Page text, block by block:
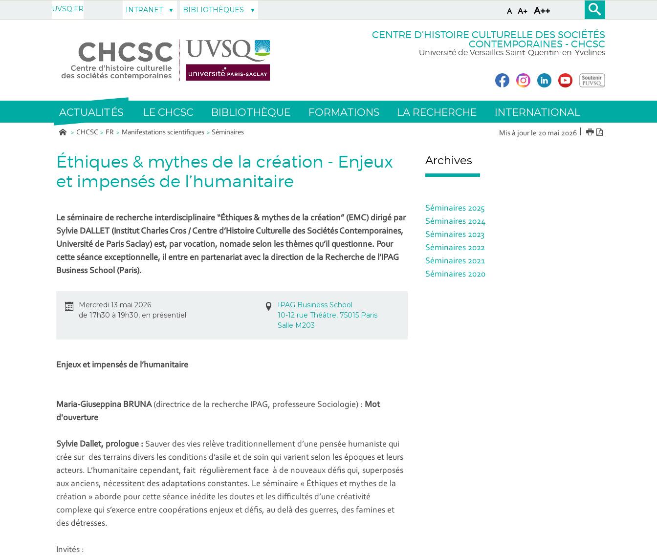
A A+ A++
UVSQ.FR
CENTRE D’HISTOIRE CULTURELLE DES SOCIÉTÉS
CONTEMPORAINES - CHCSC
Université de Versailles Saint-Quentin-en-Yvelines
ACTUALITÉS LE CHCSC BIBLIOTHÈQUE FORMATIONS LA RECHERCHE INTERNATIONAL
CHCSC FR Manifestations scientifiques Séminaires Mis à jour le 20 mai 2026 IMPRIMER
Éthiques & mythes de la création - Enjeux
et impensés de l’humanitaire
Le séminaire de recherche interdisciplinaire “Éthiques & mythes de la création” (EMC) dirigé par
Sylvie DALLET (Institut Charles Cros / Centre d’Histoire Culturelle des Sociétés Contemporaines,
Université de Paris Saclay) est, par vocation, nomade selon les thèmes qu’il questionne. Pour
cette séance exceptionnelle, il entre en partenariat avec la direction de la Recherche de l’IPAG
Business School (Paris).
Mercredi 13 mai 2026
de 17h30 à 19h30, en présentiel
IPAG Business School
10-12 rue Théâtre, 75015 Paris
Salle M203
Enjeux et impensés de l’humanitaire
Maria-Giuseppina BRUNA(directrice de la recherche IPAG, professeure Sociologie) : Mot
d'ouverture
Sylvie Dallet, prologue : Sauver des vies relève traditionnellement d’une pensée humaniste qui
crée sur des terrains divers les conditions d’asile et de soin qui varient selon les époques et leurs
acteurs. L’humanitaire cependant, fait régulièrement face à de nouveaux défis qui, superposés
aux anciens, nécessitent des adaptations constantes. Le séminaire « Éthiques et mythes de la
création » aborde pour cette séance inédite les doutes et les difficultés d’une créativité
complexe qui s’exerce entre coopérations enjeux et défis, au delà des guerres, des famines et
des détresses.
Invités :
Archives
Séminaires 2025
Séminaires 2024
Séminaires 2023
Séminaires 2022
Séminaires 2021
Séminaires 2020
INTRANET BIBLIOTHÈQUES